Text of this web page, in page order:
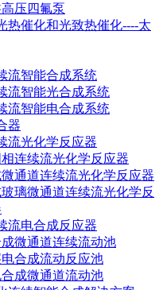
压四氟泵
热催化和光致热催化----太
流智能合成系统
流智能光合成系统
流智能电合成系统
器
流光化学反应器
连续流光化学反应器
通道连续流光化学反应器
璃微通道连续流光化学反
流电合成反应器
微通道连续流动池
合成流动反应池
成微通道流动池